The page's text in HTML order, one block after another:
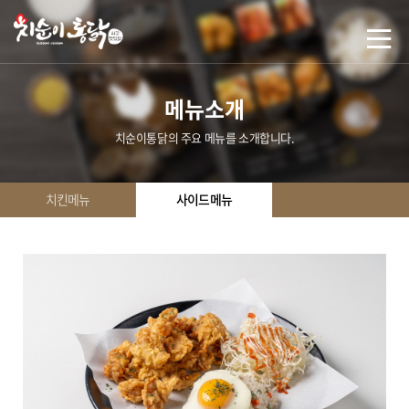
메뉴소개
치순이통닭의 주요 메뉴를 소개합니다.
치킨메뉴 사이드메뉴